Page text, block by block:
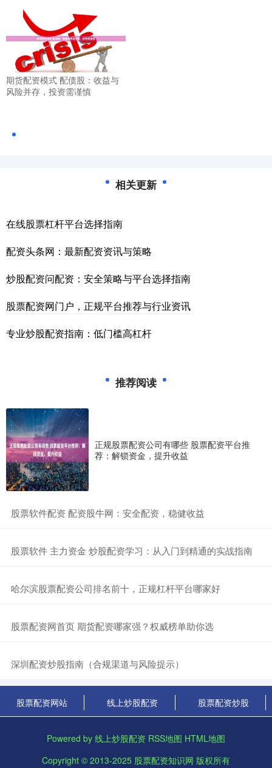
期货配资模式 配债股：收益与
风险并存，投资需谨慎
相关更新
在线股票杠杆平台选择指南
配资头条网：最新配资资讯与策略
炒股配资问配资：安全策略与平台选择指南
股票配资网门户，正规平台推荐与行业资讯
专业炒股配资指南：低门槛高杠杆
推荐阅读
正规股票配资公司有哪些 股票配资平台推
荐：解锁资金，提升收益
​股票软件配资 配资股牛网：安全配资，稳健收益
​股票软件 主力资金 炒股配资学习：从入门到精通的实战指南
​哈尔滨股票配资公司排名前十，正规杠杆平台哪家好
​股票配资网首页 期货配资哪家强？权威榜单助你选
​深圳配资炒股指南（合规渠道与风险提示）
股票配资网站 线上炒股配资 股票配资炒股
Powered by 线上炒股配资 RSS地图 HTML地图
Copyright © 2013-2025 股票配资知识网 版权所有